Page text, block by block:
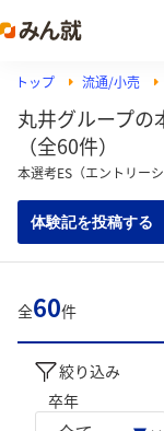
トップ 流通/小売
丸井グループの
（全60件）
本選考ES（エントリー
体験記を投稿する
全60件
絞り込み
卒年